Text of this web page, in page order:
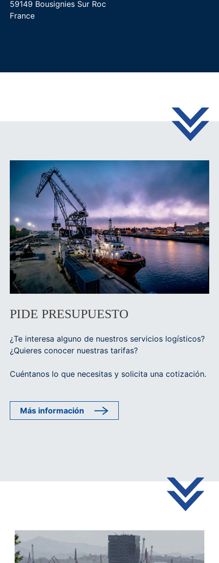
59149 Bousignies Sur Roc
France
PIDE PRESUPUESTO
¿Te interesa alguno de nuestros servicios logísticos?
¿Quieres conocer nuestras tarifas?
Cuéntanos lo que necesitas y solicita una cotización.
Más información